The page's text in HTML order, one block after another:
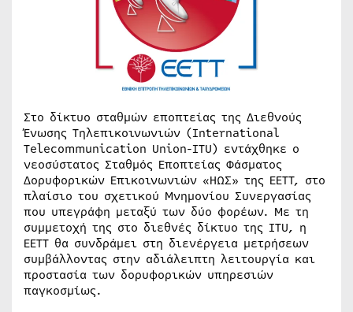
Στο δίκτυο σταθμών εποπτείας της Διεθνούς
Ένωσης Τηλεπικοινωνιών (International
Telecommunication Union-ITU) εντάχθηκε ο
νεοσύστατος Σταθμός Εποπτείας Φάσματος
Δορυφορικών Επικοινωνιών «ΗΩΣ» της ΕΕΤΤ, στο
πλαίσιο του σχετικού Μνημονίου Συνεργασίας
που υπεγράφη μεταξύ των δύο φορέων. Με τη
συμμετοχή της στο διεθνές δίκτυο της ΙTU, η
ΕΕΤΤ θα συνδράμει στη διενέργεια μετρήσεων
συμβάλλοντας στην αδιάλειπτη λειτουργία και
προστασία των δορυφορικών υπηρεσιών
παγκοσμίως.